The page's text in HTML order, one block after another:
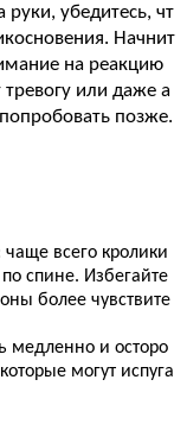
убедитесь, чт
Начнит
на реакцию
или даже а
позже.
чаще всего кролики
спине. Избегайте
более чувствите
медленно и осторо
могут испуга